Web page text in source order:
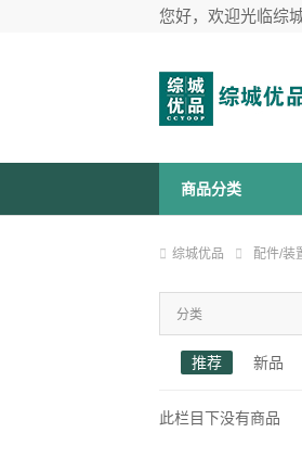
您好，欢迎光临综
商品分类
综城优品 配件/装
分类
推荐 新品
此栏目下没有商品